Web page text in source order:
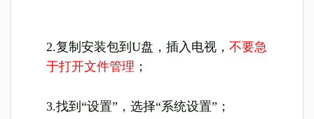
2.复制安装包到U盘，插入电视， 不要急
于打开文件管理 ；
3.找到“设置”，选择“系统设置”；